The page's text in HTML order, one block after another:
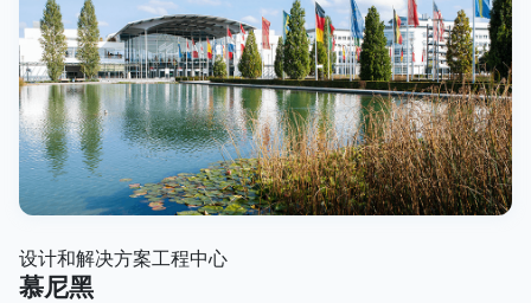
设计和解决方案工程中心
慕尼黑